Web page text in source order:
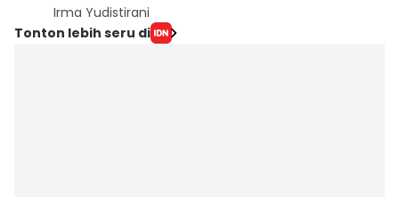
Irma Yudistirani
Tonton lebih seru di